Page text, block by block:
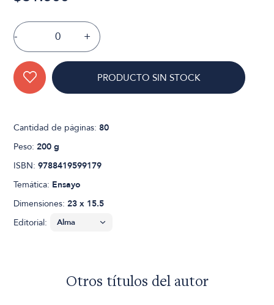
- +
PRODUCTO SIN STOCK
Cantidad de páginas:80
Peso:200 g
ISBN:9788419599179
Temática: Ensayo
Dimensiones:23 x 15.5
Editorial:
Otros títulos del autor